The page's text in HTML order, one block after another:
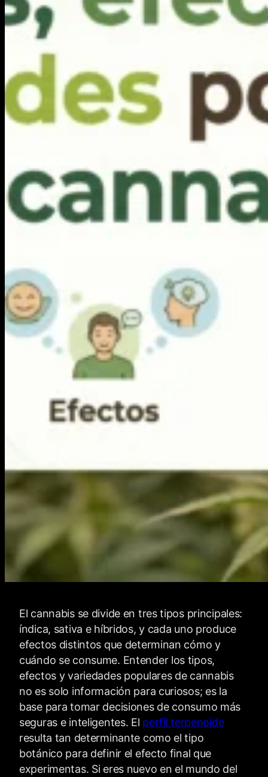
El cannabis se divide en tres tipos principales:
índica, sativa e híbridos, y cada uno produce
efectos distintos que determinan cómo y
cuándo se consume. Entender los tipos,
efectos y variedades populares de cannabis
no es solo información para curiosos; es la
base para tomar decisiones de consumo más
seguras e inteligentes. El perfil terpenoide
resulta tan determinante como el tipo
botánico para definir el efecto final que
experimentas. Si eres nuevo en el mundo del